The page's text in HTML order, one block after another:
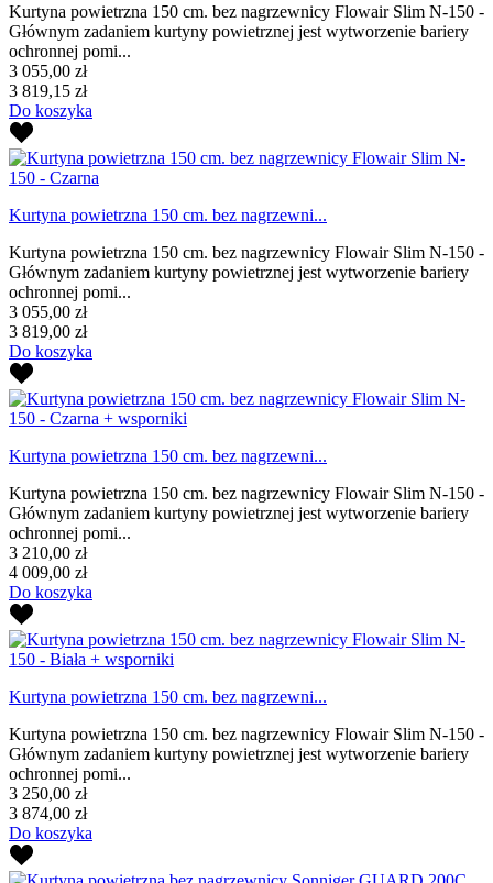
Kurtyna powietrzna 150 cm. bez nagrzewnicy Flowair Slim N-150 -
Głównym zadaniem kurtyny powietrznej jest wytworzenie bariery
ochronnej pomi...
3 055,00 zł
3 819,15 zł
Do koszyka
Kurtyna powietrzna 150 cm. bez nagrzewni...
Kurtyna powietrzna 150 cm. bez nagrzewnicy Flowair Slim N-150 -
Głównym zadaniem kurtyny powietrznej jest wytworzenie bariery
ochronnej pomi...
3 055,00 zł
3 819,00 zł
Do koszyka
Kurtyna powietrzna 150 cm. bez nagrzewni...
Kurtyna powietrzna 150 cm. bez nagrzewnicy Flowair Slim N-150 -
Głównym zadaniem kurtyny powietrznej jest wytworzenie bariery
ochronnej pomi...
3 210,00 zł
4 009,00 zł
Do koszyka
Kurtyna powietrzna 150 cm. bez nagrzewni...
Kurtyna powietrzna 150 cm. bez nagrzewnicy Flowair Slim N-150 -
Głównym zadaniem kurtyny powietrznej jest wytworzenie bariery
ochronnej pomi...
3 250,00 zł
3 874,00 zł
Do koszyka